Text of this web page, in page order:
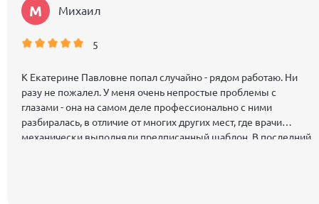
М Михаил
5
К Екатерине Павловне попал случайно - рядом работаю. Ни
разу не пожалел. У меня очень непростые проблемы с
глазами - она на самом деле профессионально с ними
разбиралась, в отличие от многих других мест, где врачи
механически выполняли предписанный шаблон. В последний